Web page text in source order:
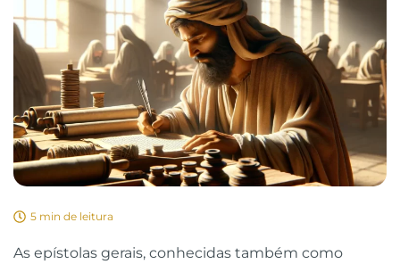
5 min de leitura
As epístolas gerais, conhecidas também como